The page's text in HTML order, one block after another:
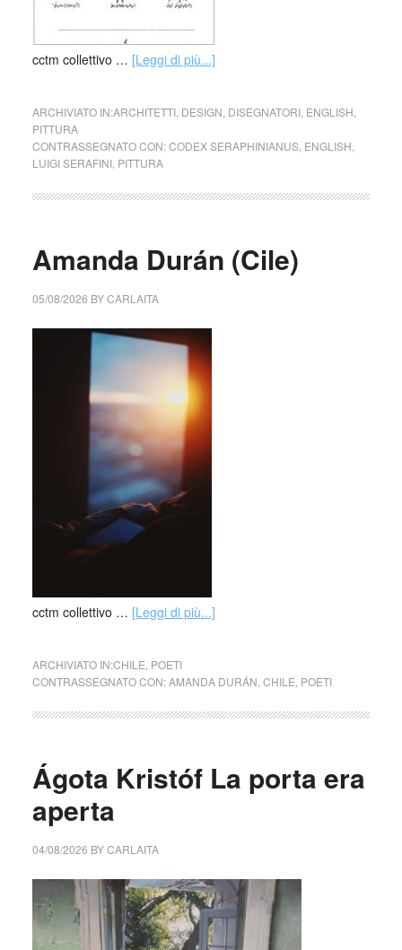
cctm collettivo … [Leggi di più...]
ARCHIVIATO IN:ARCHITETTI, DESIGN DISEGNATORI, ENGLISH
PITTURA
CONTRASSEGNATO CON:CODEX SERAPHINIANUS, ENGLISH
LUIGI SERAFINI, PITTURA
Amanda Durán (Cile)
05/08/2026 BYCARLAITA
cctm collettivo … [Leggi di più...]
ARCHIVIATO IN:CHILE POETI
CONTRASSEGNATO CON:AMANDA DURÁN CHILE POETI
Ágota Kristóf La porta era
aperta
04/08/2026 BYCARLAITA